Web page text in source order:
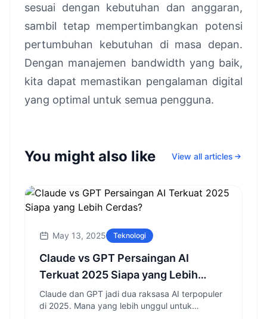
sesuai dengan kebutuhan dan anggaran,
sambil tetap mempertimbangkan potensi
pertumbuhan kebutuhan di masa depan.
Dengan manajemen bandwidth yang baik,
kita dapat memastikan pengalaman digital
yang optimal untuk semua pengguna.
You might also like View all articles
May 13, 2025 Teknologi
Claude vs GPT Persaingan AI
Terkuat 2025 Siapa yang Lebih
Cerdas?
Claude dan GPT jadi dua raksasa AI terpopuler
di 2025. Mana yang lebih unggul untuk